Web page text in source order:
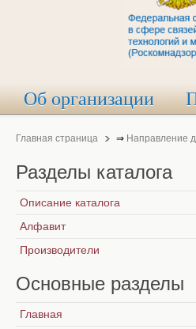
Об организации
Главная страница ⇒ Направление
Разделы каталога
Описание каталога
Алфавит
Производители
Основные разделы
Главная